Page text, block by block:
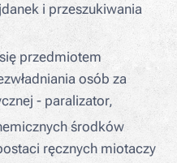
i przeszukiwania
przedmiotem
osób za
- paralizator,
środków
ręcznych miotaczy